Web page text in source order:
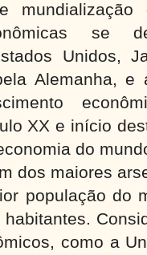
mundialização
se
Unidos,
Alemanha, e
XX e início
do
dos maiores
população do
como a